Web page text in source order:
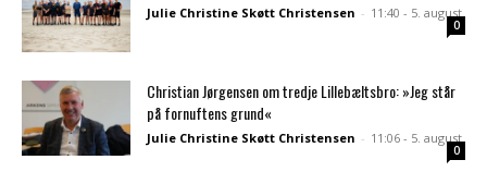
Julie Christine Skøtt Christensen - 11:40 - 5. august
0
Christian Jørgensen om tredje Lillebæltsbro: »Jeg står
på fornuftens grund«
Julie Christine Skøtt Christensen - 11:06 - 5. august
0